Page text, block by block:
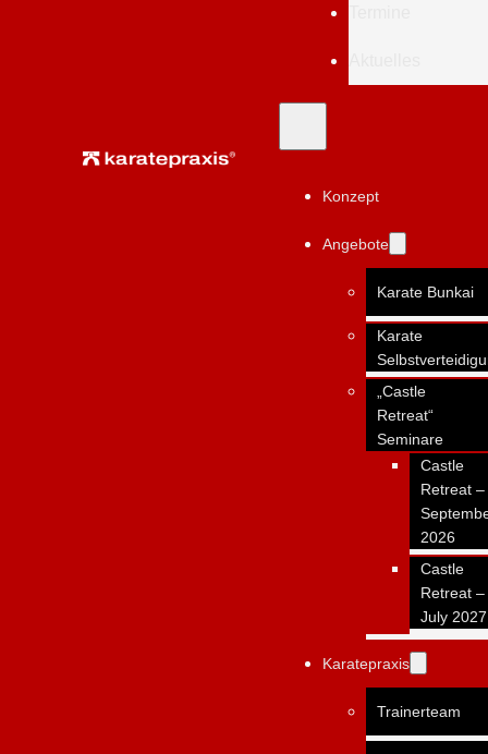
Konzept
Angebote
Karate Bunkai
Karate
„Castle
Retreat“
Seminare
Castle
Retreat –
2026
Castle
Retreat –
July 2027
Karatepraxis
Trainerteam